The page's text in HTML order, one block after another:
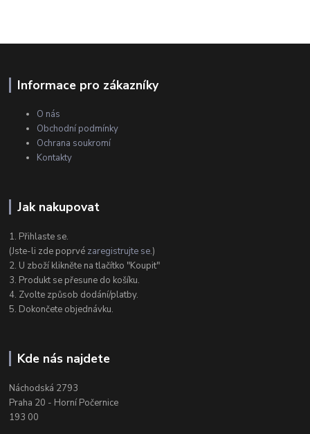
Informace pro zákazníky
O nás
Obchodní podmínky
Ochrana soukromí
Kontakty
Jak nakupovat
1. Přihlaste se.
(Jste-li zde poprvé zaregistrujte se.)
2. U zboží klikněte na tlačítko "Koupit"
3. Produkt se přesune do košíku.
4. Zvolte způsob dodání/platby.
5. Dokončete objednávku.
Kde nás najdete
Náchodská 2793
Praha 20 - Horní Počernice
193 00